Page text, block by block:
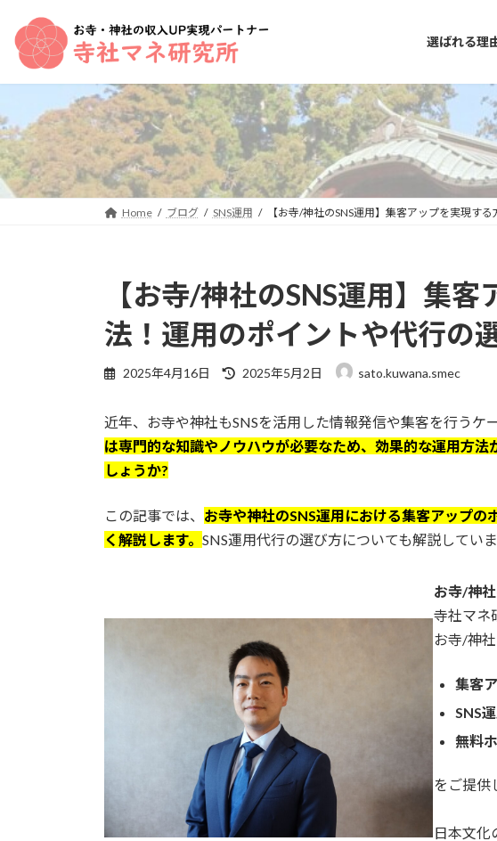
へ
ス
キ
ッ
プ
ョ
ン
に
移
動
選ばれる理
Home ブログ SNS運用 【お寺/神社のSNS運用】集客アップを実現す
【お寺/神社のSNS運用】集
法！運用のポイントや代行の
2025年4月16日
最
新
日
時
2025年5月2日 sato.kuwana.smec
近年、お寺や神社もSNSを活用した情報発信や集客を行うケ
は専門的な知識やノウハウが必要なため、効果的な運用方
しょうか?
この記事では、 お寺や神社のSNS運用における集客アップ
く解説します。 SNS運用代行の選び方についても解説してい
お寺/神
寺社マネ
お寺/神
集客
SNS
無料
をご提供
日本文化